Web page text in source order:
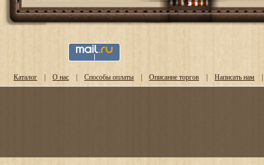
Каталог | О нас | Способы оплаты | Описание торгов | Написать нам |